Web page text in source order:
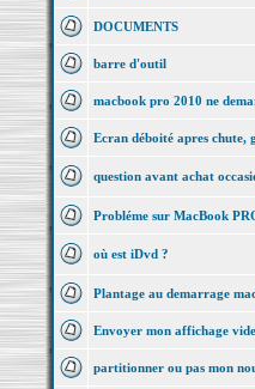
DOCUMENTS
barre d'outil
macbook pro 2010 ne
Ecran déboité apres chute,
question avant achat
Probléme sur MacBook
où est iDvd ?
Plantage au demarrage
Envoyer mon affichage
partitionner ou pas mon